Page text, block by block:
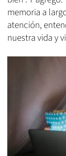
memoria a
atención,
nuestra vida y